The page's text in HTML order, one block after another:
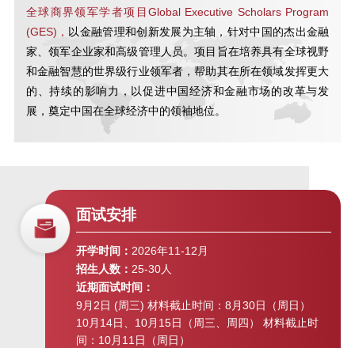
全球商界领军学者项目Global Executive Scholars Program
(GES)， 以金融管理和创新发展为主轴，针对中国的杰出金融
家、领军企业家和高级管理人员。项目旨在培养具有全球视野
和金融智慧的世界级行业领军者，帮助其在所在领域发挥更大
的、持续的影响力，以促进中国经济和金融市场的改革与发
展，奠定中国在全球经济中的领袖地位。
面试安排
开学时间： 2026年11-12月
招生人数： 25-30人
近期面试时间：
9月2日 (周三) 材料截止时间：8月30日（周日）
10月14日、10月15日（周三、周四） 材料截止时
间：10月11日（周日）
SAIF金融E沙龙 |《智能经济》读书
分享会
SAIF金融E沙龙 | 双循环新格局下
的中国经济发展趋势与投资方向
堂”第十六期
SAIF-ASU全球商业领袖学者项目
GES项目主任见面会
大资管时代与财富管理新常态 | “高
金E讲堂”第十五期